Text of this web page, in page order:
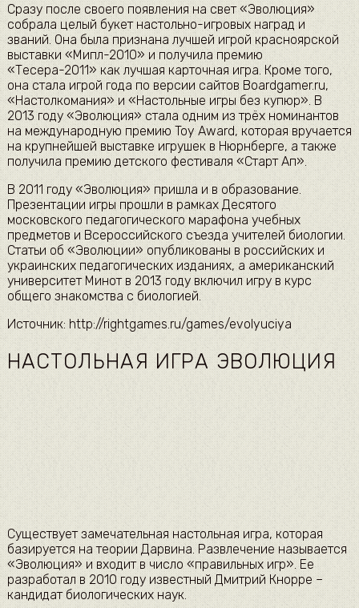
Сразу после своего появления на свет «Эволюция»
собрала целый букет настольно-игровых наград и
званий. Она была признана лучшей игрой красноярской
выставки «Мипл-2010» и получила премию
«Тесера-2011» как лучшая карточная игра. Кроме того,
она стала игрой года по версии сайтов Boardgamer.ru,
«Настолкомания» и «Настольные игры без купюр». В
2013 году «Эволюция» стала одним из трёх номинантов
на международную премию Toy Award, которая вручается
на крупнейшей выставке игрушек в Нюрнберге, а также
получила премию детского фестиваля «Старт Ап».
В 2011 году «Эволюция» пришла и в образование.
Презентации игры прошли в рамках Десятого
московского педагогического марафона учебных
предметов и Всероссийского съезда учителей биологии.
Статьи об «Эволюции» опубликованы в российских и
украинских педагогических изданиях, а американский
университет Минот в 2013 году включил игру в курс
общего знакомства с биологией.
Источник: http://rightgames.ru/games/evolyuciya
НАСТОЛЬНАЯ ИГРА ЭВОЛЮЦИЯ
Существует замечательная настольная игра, которая
базируется на теории Дарвина. Развлечение называется
«Эволюция» и входит в число «правильных игр». Ее
разработал в 2010 году известный Дмитрий Кнорре –
кандидат биологических наук.